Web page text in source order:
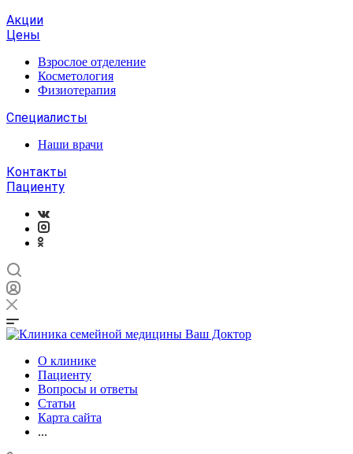
Акции
Цены
Взрослое отделение
Косметология
Физиотерапия
Специалисты
Наши врачи
Контакты
Пациенту
О клинике
Пациенту
Вопросы и ответы
Статьи
Карта сайта
...